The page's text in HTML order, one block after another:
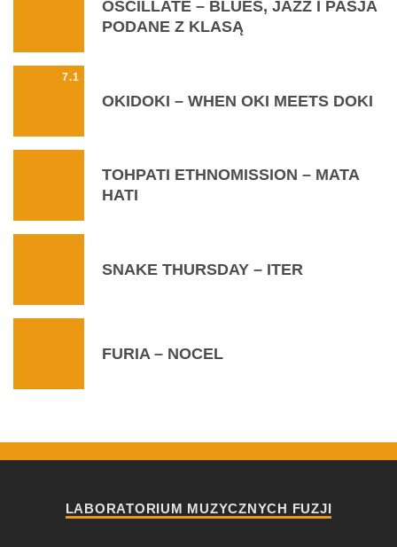
OSCILLATE – BLUES, JAZZ I PASJA
PODANE Z KLASĄ
7.1
OKIDOKI – WHEN OKI MEETS DOKI
TOHPATI ETHNOMISSION – MATA
HATI
SNAKE THURSDAY – ITER
FURIA – NOCEL
LABORATORIUM MUZYCZNYCH FUZJI